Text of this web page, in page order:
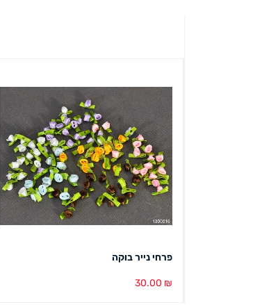
פרחי נייר בוקה
30.00 ₪